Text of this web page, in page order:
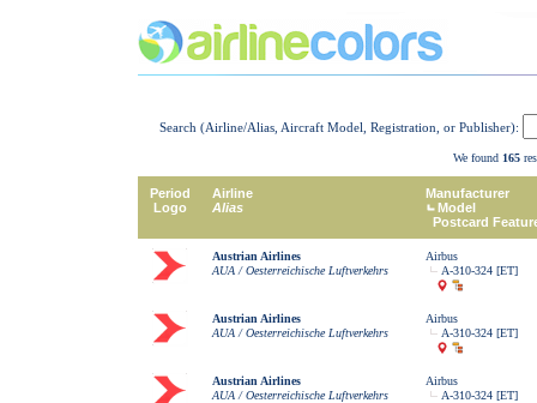
Search (Airline/Alias, Aircraft Model, Registration, or Publisher):
We found 165
Period
Logo
Airline
Alias
Manufacturer
Model
Postcard
Austrian Airlines
AUA / Oesterreichische Luftverkehrs
Airbus
A-310-324 [ET]
Austrian Airlines
AUA / Oesterreichische Luftverkehrs
Airbus
A-310-324 [ET]
Austrian Airlines
AUA / Oesterreichische Luftverkehrs
Airbus
A-310-324 [ET]